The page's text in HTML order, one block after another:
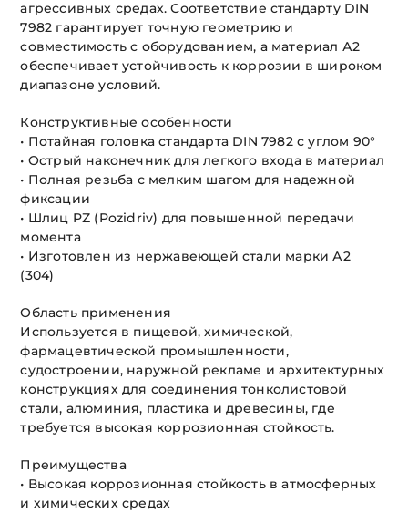
агрессивных средах. Соответствие стандарту DIN
7982 гарантирует точную геометрию и
совместимость с оборудованием, а материал А2
обеспечивает устойчивость к коррозии в широком
диапазоне условий.
Конструктивные особенности
• Потайная головка стандарта DIN 7982 с углом 90°
• Острый наконечник для легкого входа в материал
• Полная резьба с мелким шагом для надежной
фиксации
• Шлиц PZ (Pozidriv) для повышенной передачи
момента
• Изготовлен из нержавеющей стали марки А2
(304)
Область применения
Используется в пищевой, химической,
фармацевтической промышленности,
судостроении, наружной рекламе и архитектурных
конструкциях для соединения тонколистовой
стали, алюминия, пластика и древесины, где
требуется высокая коррозионная стойкость.
Преимущества
• Высокая коррозионная стойкость в атмосферных
и химических средах